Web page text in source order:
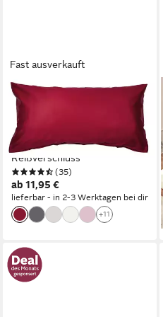
Fast ausverkauft
TRAUMSCHLOSS
Kissenbezug Mako-Satin, (1
Stück), 100% Mako-
Baumwolle, mit
Reißverschluss
(35)
ab 11,95 €
lieferbar - in 2-3 Werktagen bei dir
+11